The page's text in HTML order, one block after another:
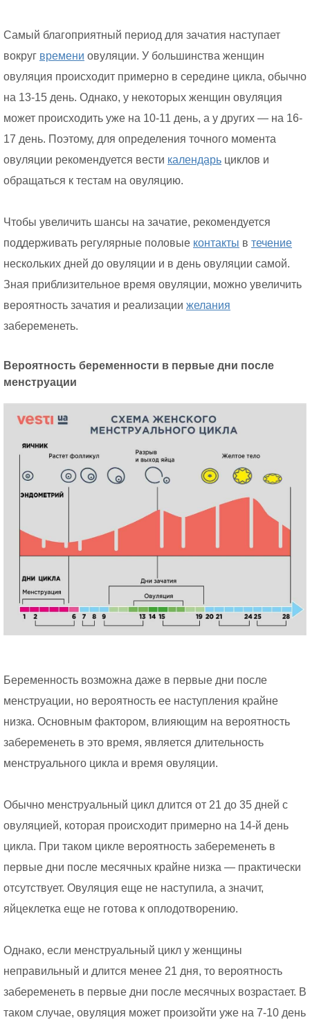
Самый благоприятный период для зачатия наступает
вокруг времени овуляции. У большинства женщин
овуляция происходит примерно в середине цикла, обычно
на 13-15 день. Однако, у некоторых женщин овуляция
может происходить уже на 10-11 день, а у других — на 16-
17 день. Поэтому, для определения точного момента
овуляции рекомендуется вести календарь циклов и
обращаться к тестам на овуляцию.
Чтобы увеличить шансы на зачатие, рекомендуется
поддерживать регулярные половые контакты в течение
нескольких дней до овуляции и в день овуляции самой.
Зная приблизительное время овуляции, можно увеличить
вероятность зачатия и реализации желания
забеременеть.
Вероятность беременности в первые дни после
менструации
Беременность возможна даже в первые дни после
менструации, но вероятность ее наступления крайне
низка. Основным фактором, влияющим на вероятность
забеременеть в это время, является длительность
менструального цикла и время овуляции.
Обычно менструальный цикл длится от 21 до 35 дней с
овуляцией, которая происходит примерно на 14-й день
цикла. При таком цикле вероятность забеременеть в
первые дни после месячных крайне низка — практически
отсутствует. Овуляция еще не наступила, а значит,
яйцеклетка еще не готова к оплодотворению.
Однако, если менструальный цикл у женщины
неправильный и длится менее 21 дня, то вероятность
забеременеть в первые дни после месячных возрастает. В
таком случае, овуляция может произойти уже на 7-10 день